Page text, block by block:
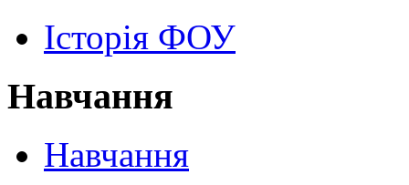
Історія ФОУ
Навчання
Навчання